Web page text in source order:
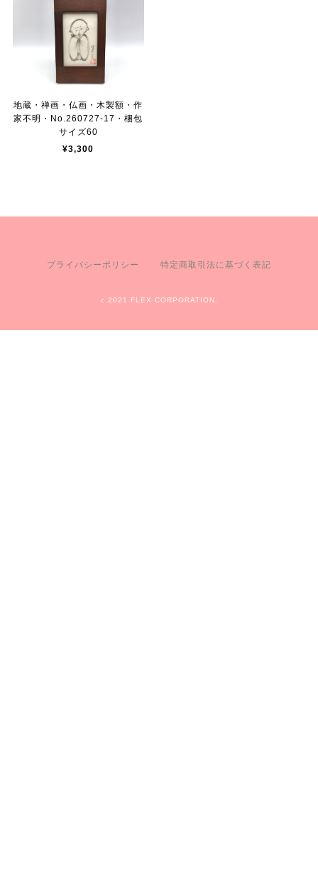
地蔵・禅画・仏画・木製額・作
家不明・No.260727-17・梱包
サイズ60
¥3,300
プライバシーポリシー 特定商取引法に基づく表記
c 2021 FLEX CORPORATION.